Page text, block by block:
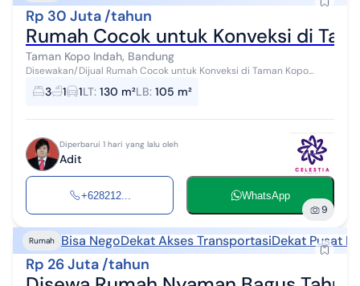
Rp 30 Juta /tahun
Rumah Cocok untuk Konveksi di
Taman Kopo Indah, Bandung
Disewakan/Dijual Rumah Cocok untuk Konveksi di Taman Kopo
Indah 1 LT 130m² LB 105m² Lebar muka 12m Hadap utara 3KT 1KM Air
jetpump Listrik 2200...
3 1 1LT: 130 m²LB: 105 m²
Diperbarui 1 hari yang lalu oleh
Adit
+628212... WhatsApp
9
Rumah Bisa NegoDekat Akses TransportasiDekat Pusat
Rp 26 Juta /tahun